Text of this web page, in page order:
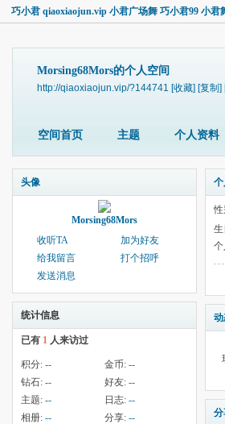
巧小君 qiaoxiaojun.vip 小君广场舞 巧小君99 小君
Morsing68Mors的个人空间
http://qiaoxiaojun.vip/?144741 [收藏] [复制]
空间首页 主题 个人资料
头像
Morsing68Mors
收听TA
加为好友
给我留言
打个招呼
发送消息
统计信息
已有 1 人来访过
积分: -- 金币: --
钻石: -- 好友: --
主题: -- 日志: --
相册: -- 分享: --
性
生